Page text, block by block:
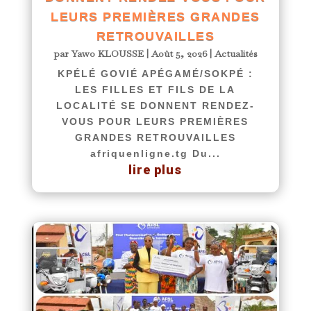
LEURS PREMIÈRES GRANDES
RETROUVAILLES
parYawo KLOUSSE|Août 5, 2026|Actualités
KPÉLÉ GOVIÉ APÉGAMÉ/SOKPÉ :
LES FILLES ET FILS DE LA
LOCALITÉ SE DONNENT RENDEZ-
VOUS POUR LEURS PREMIÈRES
GRANDES RETROUVAILLES
afriquenligne.tg Du...
lire plus